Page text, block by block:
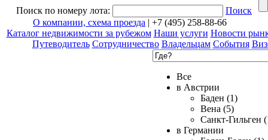
Поиск по номеру лота:
Поиск
О компании, схема проезда | +7 (495) 258-88-66
Каталог недвижимости за рубежом Наши услуги Новости
Путеводитель Сотрудничество Владельцам События
Все
в Австрии
Баден (1)
Вена (5)
Санкт-Гильген
в Германии